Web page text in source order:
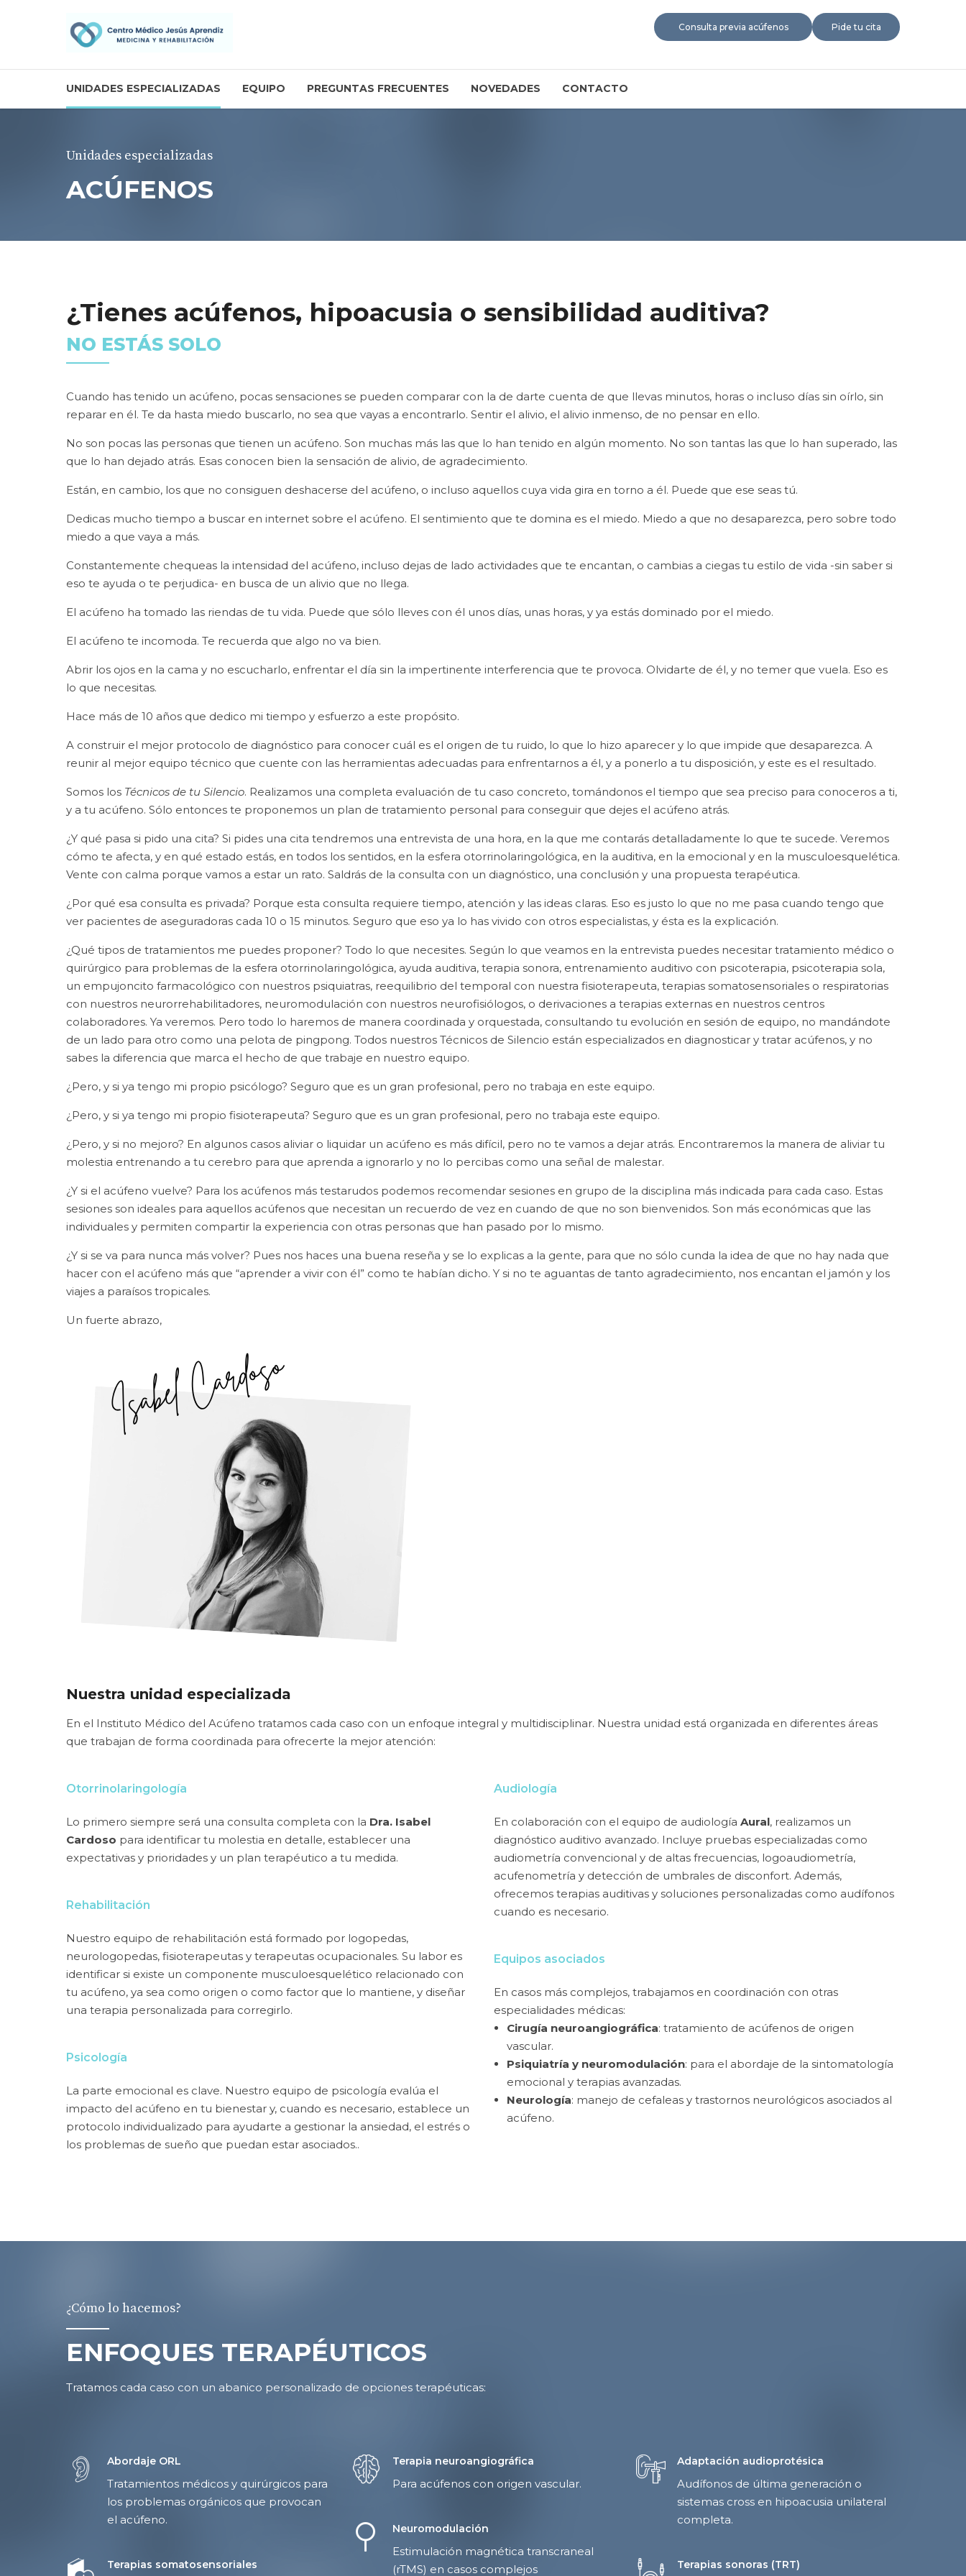
Consulta previa acúfenos Pide tu cita
UNIDADES ESPECIALIZADAS EQUIPO PREGUNTAS FRECUENTES NOVEDADES CONTACTO
Unidades especializadas
ACÚFENOS
¿Tienes acúfenos, hipoacusia o sensibilidad auditiva?
NO ESTÁS SOLO
Cuando has tenido un acúfeno, pocas sensaciones se pueden comparar con la de darte cuenta de que llevas minutos, horas o incluso días sin oírlo, sin
reparar en él. Te da hasta miedo buscarlo, no sea que vayas a encontrarlo. Sentir el alivio, el alivio inmenso, de no pensar en ello.
No son pocas las personas que tienen un acúfeno. Son muchas más las que lo han tenido en algún momento. No son tantas las que lo han superado, las
que lo han dejado atrás. Esas conocen bien la sensación de alivio, de agradecimiento.
Están, en cambio, los que no consiguen deshacerse del acúfeno, o incluso aquellos cuya vida gira en torno a él. Puede que ese seas tú.
Dedicas mucho tiempo a buscar en internet sobre el acúfeno. El sentimiento que te domina es el miedo. Miedo a que no desaparezca, pero sobre todo
miedo a que vaya a más.
Constantemente chequeas la intensidad del acúfeno, incluso dejas de lado actividades que te encantan, o cambias a ciegas tu estilo de vida -sin saber si
eso te ayuda o te perjudica- en busca de un alivio que no llega.
El acúfeno ha tomado las riendas de tu vida. Puede que sólo lleves con él unos días, unas horas, y ya estás dominado por el miedo.
El acúfeno te incomoda. Te recuerda que algo no va bien.
Abrir los ojos en la cama y no escucharlo, enfrentar el día sin la impertinente interferencia que te provoca. Olvidarte de él, y no temer que vuela. Eso es
lo que necesitas.
Hace más de 10 años que dedico mi tiempo y esfuerzo a este propósito.
A construir el mejor protocolo de diagnóstico para conocer cuál es el origen de tu ruido, lo que lo hizo aparecer y lo que impide que desaparezca. A
reunir al mejor equipo técnico que cuente con las herramientas adecuadas para enfrentarnos a él, y a ponerlo a tu disposición, y este es el resultado.
Somos los Técnicos de tu Silencio. Realizamos una completa evaluación de tu caso concreto, tomándonos el tiempo que sea preciso para conoceros a ti,
y a tu acúfeno. Sólo entonces te proponemos un plan de tratamiento personal para conseguir que dejes el acúfeno atrás.
¿Y qué pasa si pido una cita? Si pides una cita tendremos una entrevista de una hora, en la que me contarás detalladamente lo que te sucede. Veremos
cómo te afecta, y en qué estado estás, en todos los sentidos, en la esfera otorrinolaringológica, en la auditiva, en la emocional y en la musculoesquelética.
Vente con calma porque vamos a estar un rato. Saldrás de la consulta con un diagnóstico, una conclusión y una propuesta terapéutica.
¿Por qué esa consulta es privada? Porque esta consulta requiere tiempo, atención y las ideas claras. Eso es justo lo que no me pasa cuando tengo que
ver pacientes de aseguradoras cada 10 o 15 minutos. Seguro que eso ya lo has vivido con otros especialistas, y ésta es la explicación.
¿Qué tipos de tratamientos me puedes proponer? Todo lo que necesites. Según lo que veamos en la entrevista puedes necesitar tratamiento médico o
quirúrgico para problemas de la esfera otorrinolaringológica, ayuda auditiva, terapia sonora, entrenamiento auditivo con psicoterapia, psicoterapia sola,
un empujoncito farmacológico con nuestros psiquiatras, reequilibrio del temporal con nuestra fisioterapeuta, terapias somatosensoriales o respiratorias
con nuestros neurorrehabilitadores, neuromodulación con nuestros neurofisiólogos, o derivaciones a terapias externas en nuestros centros
colaboradores. Ya veremos. Pero todo lo haremos de manera coordinada y orquestada, consultando tu evolución en sesión de equipo, no mandándote
de un lado para otro como una pelota de pingpong. Todos nuestros Técnicos de Silencio están especializados en diagnosticar y tratar acúfenos, y no
sabes la diferencia que marca el hecho de que trabaje en nuestro equipo.
¿Pero, y si ya tengo mi propio psicólogo? Seguro que es un gran profesional, pero no trabaja en este equipo.
¿Pero, y si ya tengo mi propio fisioterapeuta? Seguro que es un gran profesional, pero no trabaja este equipo.
¿Pero, y si no mejoro? En algunos casos aliviar o liquidar un acúfeno es más difícil, pero no te vamos a dejar atrás. Encontraremos la manera de aliviar tu
molestia entrenando a tu cerebro para que aprenda a ignorarlo y no lo percibas como una señal de malestar.
¿Y si el acúfeno vuelve? Para los acúfenos más testarudos podemos recomendar sesiones en grupo de la disciplina más indicada para cada caso. Estas
sesiones son ideales para aquellos acúfenos que necesitan un recuerdo de vez en cuando de que no son bienvenidos. Son más económicas que las
individuales y permiten compartir la experiencia con otras personas que han pasado por lo mismo.
¿Y si se va para nunca más volver? Pues nos haces una buena reseña y se lo explicas a la gente, para que no sólo cunda la idea de que no hay nada que
hacer con el acúfeno más que “aprender a vivir con él” como te habían dicho. Y si no te aguantas de tanto agradecimiento, nos encantan el jamón y los
viajes a paraísos tropicales.
Un fuerte abrazo,
Nuestra unidad especializada
En el Instituto Médico del Acúfeno tratamos cada caso con un enfoque integral y multidisciplinar. Nuestra unidad está organizada en diferentes áreas
que trabajan de forma coordinada para ofrecerte la mejor atención:
Otorrinolaringología
Lo primero siempre será una consulta completa con la Dra. Isabel
Cardoso para identificar tu molestia en detalle, establecer una
expectativas y prioridades y un plan terapéutico a tu medida.
Rehabilitación
Nuestro equipo de rehabilitación está formado por logopedas,
neurologopedas, fisioterapeutas y terapeutas ocupacionales. Su labor es
identificar si existe un componente musculoesquelético relacionado con
tu acúfeno, ya sea como origen o como factor que lo mantiene, y diseñar
una terapia personalizada para corregirlo.
Psicología
La parte emocional es clave. Nuestro equipo de psicología evalúa el
impacto del acúfeno en tu bienestar y, cuando es necesario, establece un
protocolo individualizado para ayudarte a gestionar la ansiedad, el estrés o
los problemas de sueño que puedan estar asociados..
Audiología
En colaboración con el equipo de audiología Aural, realizamos un
diagnóstico auditivo avanzado. Incluye pruebas especializadas como
audiometría convencional y de altas frecuencias, logoaudiometría,
acufenometría y detección de umbrales de disconfort. Además,
ofrecemos terapias auditivas y soluciones personalizadas como audífonos
cuando es necesario.
Equipos asociados
En casos más complejos, trabajamos en coordinación con otras
especialidades médicas:
Cirugía neuroangiográfica: tratamiento de acúfenos de origen
vascular.
Psiquiatría y neuromodulación: para el abordaje de la sintomatología
emocional y terapias avanzadas.
Neurología: manejo de cefaleas y trastornos neurológicos asociados al
acúfeno.
¿Cómo lo hacemos?
ENFOQUES TERAPÉUTICOS
Tratamos cada caso con un abanico personalizado de opciones terapéuticas:
Abordaje ORL
Tratamientos médicos y quirúrgicos para
los problemas orgánicos que provocan
el acúfeno.
Terapias somatosensoriales
Terapia neuroangiográfica
Para acúfenos con origen vascular.
Neuromodulación
Estimulación magnética transcraneal
(rTMS) en casos complejos
Adaptación audioprotésica
Audífonos de última generación o
sistemas cross en hipoacusia unilateral
completa.
Terapias sonoras (TRT)